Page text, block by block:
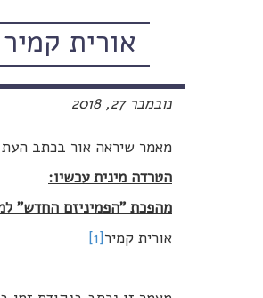
אורית קמיר
הטרדה מינית
נובמבר 27, 2018
מאמר שיראה אור בכתב העת
הטרדה מינית עכשיו:
מהפכת "הפמיניזם החדש"
אורית קמיר[1]